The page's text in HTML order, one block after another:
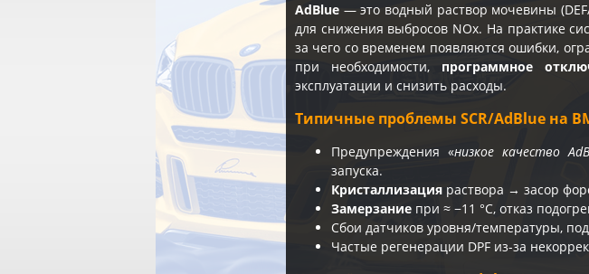
AdBlue — это водный раствор мочевины
для снижения выбросов NOx. На практике
за чего со временем появляются ошибки,
при необходимости, программное
эксплуатации и снизить расходы.
Типичные проблемы SCR/AdBlue на
Предупреждения «низкое качество
запуска.
Кристаллизация раствора → засор
Замерзание при ≈ −11 °C, отказ
Сбои датчиков уровня/температуры,
Частые регенерации DPF из-за